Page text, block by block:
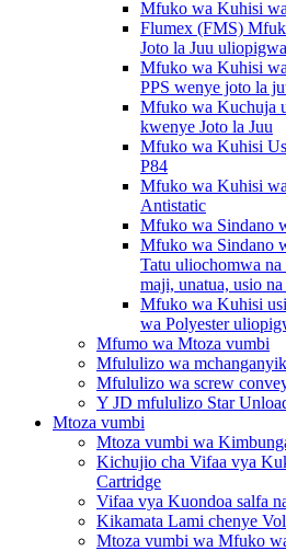
Mfuko wa Kuhisi
Flumex (FMS)
Joto la Juu
Mfuko wa Kuhisi
PPS wenye joto la
Mfuko wa Kuchuja
kwenye Joto la Juu
Mfuko wa Kuhisi
P84
Mfuko wa Kuhisi
Antistatic
Mfuko wa Sindano
Mfuko wa Sindano
Tatu uliochomwa
maji, unatua, usio
Mfuko wa Kuhisi
wa Polyester
Mfumo wa Mtoza vumbi
Mfululizo wa
Mfululizo wa screw
Y JD mfululizo Star
Mtoza vumbi
Mtoza vumbi wa
Kichujio cha Vifaa vya
Cartridge
Vifaa vya Kuondoa salfa
Kikamata Lami chenye
Mtoza vumbi wa Mfuko